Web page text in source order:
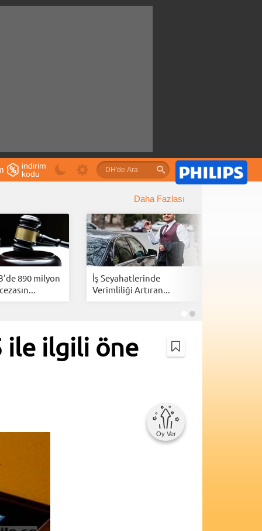
indirim
kodu
Daha Fazlası
890 milyon
İş Seyahatlerinde
Verimliliği Artıran...
ile ilgili öne
Oy Ver